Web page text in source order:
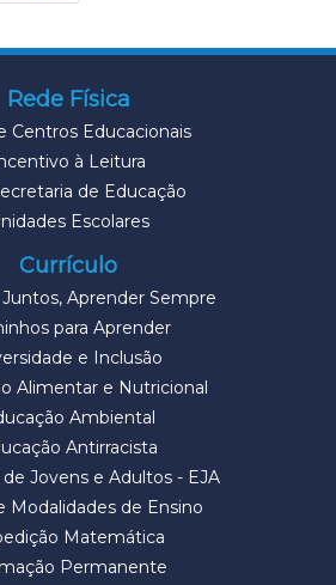
Rede Física
Centros Educacionais
à Leitura
de Educação
Escolares
Currículo
Aprender Sempre
para Aprender
e Inclusão
Alimentar e Nutricional
Ambiental
Antirracista
de Jovens e Adultos - EJA
Modalidades de Ensino
Matemática
Permanente